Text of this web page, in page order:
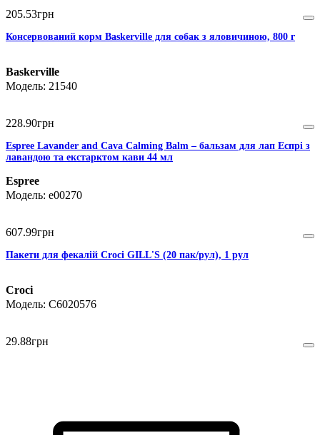
205.53грн
Консервований корм Baskerville для собак з яловичиною, 800 г
Baskerville
21540
228.90грн
Espree Lavander and Cava Calming Balm – бальзам для лап Еспрі з
лавандою та екстарктом кави 44 мл
Espree
e00270
607.99грн
Пакети для фекалій Сroci GILL'S (20 пак/рул), 1 рул
Croci
C6020576
29.88грн